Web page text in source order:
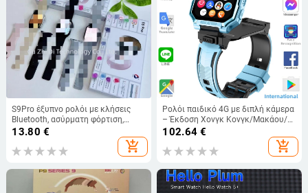
S9Pro έξυπνο ρολόι με κλήσεις
Bluetooth, ασύρματη φόρτιση,
διπλό λουράκι, επιχειρηματική
έκδοση 2.02, μεγάλη οθόνη HD
13.80 €
add_shopping_cart
Ρολόι παιδικό 4G με διπλή κάμερα
– Έκδοση Χονγκ Κονγκ/Μακάου/
Ταϊβάν, Θύρα SIM, Αδιάβροχο,
Λειτουργία αφής και κουμπιού
102.64 €
add_shopping_cart